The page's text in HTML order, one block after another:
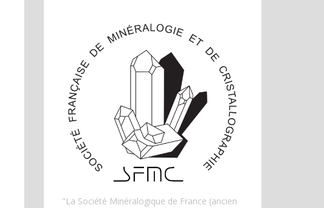
"La Société Minéralogique de France (ancien